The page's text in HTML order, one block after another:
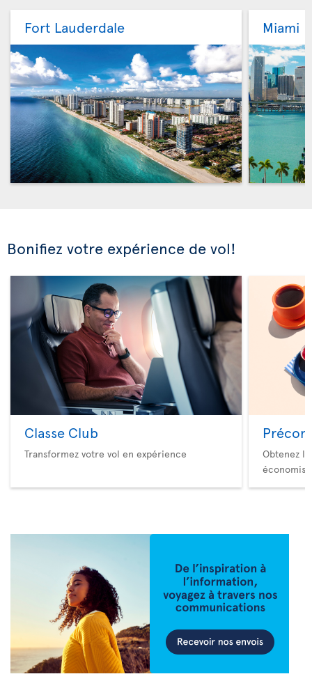
Fort Lauderdale Miami
Bonifiez votre expérience de vol!
Classe Club
Transformez votre vol en expérience
Obtenez